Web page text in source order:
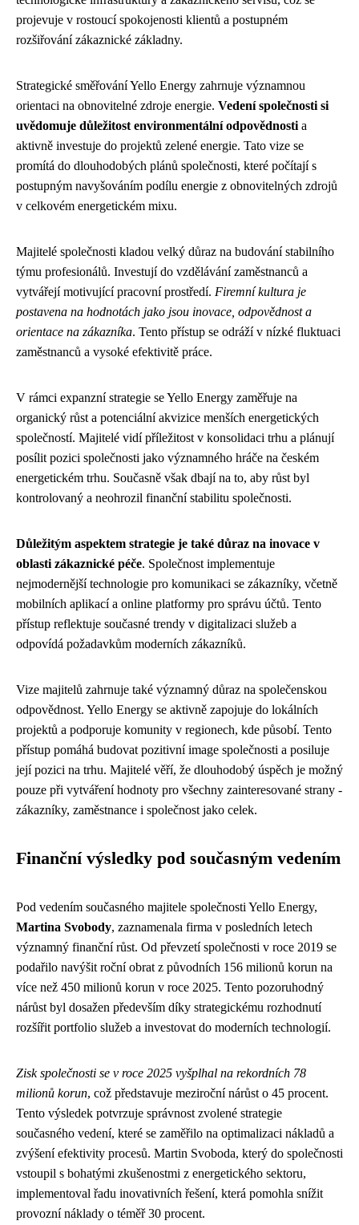
projevuje v rostoucí spokojenosti klientů a postupném
rozšiřování zákaznické základny.
Strategické směřování Yello Energy zahrnuje významnou
orientaci na obnovitelné zdroje energie. Vedení společnosti si
uvědomuje důležitost environmentální odpovědnosti a
aktivně investuje do projektů zelené energie. Tato vize se
promítá do dlouhodobých plánů společnosti, které počítají s
postupným navyšováním podílu energie z obnovitelných zdrojů
v celkovém energetickém mixu.
Majitelé společnosti kladou velký důraz na budování stabilního
týmu profesionálů. Investují do vzdělávání zaměstnanců a
vytvářejí motivující pracovní prostředí. Firemní kultura je
postavena na hodnotách jako jsou inovace, odpovědnost a
orientace na zákazníka. Tento přístup se odráží v nízké fluktuaci
zaměstnanců a vysoké efektivitě práce.
V rámci expanzní strategie se Yello Energy zaměřuje na
organický růst a potenciální akvizice menších energetických
společností. Majitelé vidí příležitost v konsolidaci trhu a plánují
posílit pozici společnosti jako významného hráče na českém
energetickém trhu. Současně však dbají na to, aby růst byl
kontrolovaný a neohrozil finanční stabilitu společnosti.
Důležitým aspektem strategie je také důraz na inovace v
oblasti zákaznické péče. Společnost implementuje
nejmodernější technologie pro komunikaci se zákazníky, včetně
mobilních aplikací a online platformy pro správu účtů. Tento
přístup reflektuje současné trendy v digitalizaci služeb a
odpovídá požadavkům moderních zákazníků.
Vize majitelů zahrnuje také významný důraz na společenskou
odpovědnost. Yello Energy se aktivně zapojuje do lokálních
projektů a podporuje komunity v regionech, kde působí. Tento
přístup pomáhá budovat pozitivní image společnosti a posiluje
její pozici na trhu. Majitelé věří, že dlouhodobý úspěch je možný
pouze při vytváření hodnoty pro všechny zainteresované strany -
zákazníky, zaměstnance i společnost jako celek.
Finanční výsledky pod současným vedením
Pod vedením současného majitele společnosti Yello Energy,
Martina Svobody, zaznamenala firma v posledních letech
významný finanční růst. Od převzetí společnosti v roce 2019 se
podařilo navýšit roční obrat z původních 156 milionů korun na
více než 450 milionů korun v roce 2025. Tento pozoruhodný
nárůst byl dosažen především díky strategickému rozhodnutí
rozšířit portfolio služeb a investovat do moderních technologií.
Zisk společnosti se v roce 2025 vyšplhal na rekordních 78
milionů korun, což představuje meziroční nárůst o 45 procent.
Tento výsledek potvrzuje správnost zvolené strategie
současného vedení, které se zaměřilo na optimalizaci nákladů a
zvýšení efektivity procesů. Martin Svoboda, který do společnosti
vstoupil s bohatými zkušenostmi z energetického sektoru,
implementoval řadu inovativních řešení, která pomohla snížit
provozní náklady o téměř 30 procent.